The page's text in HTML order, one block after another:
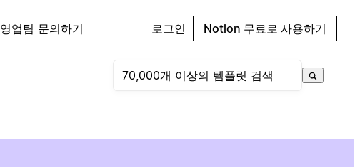
영업팀 문의하기 로그인 Notion 무료로 사용하기